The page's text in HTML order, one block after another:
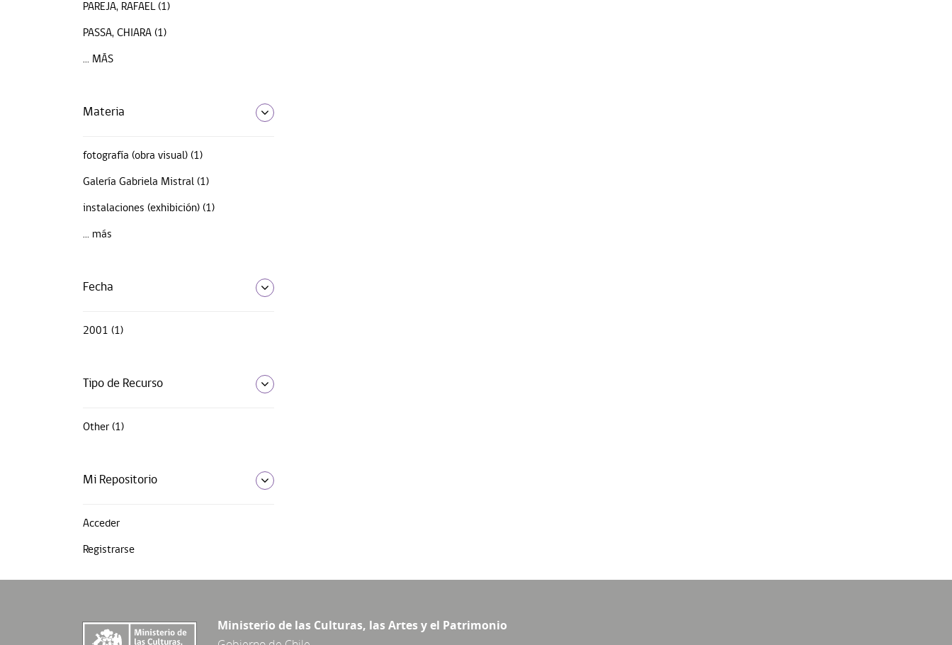
PAREJA, RAFAEL (1)
PASSA, CHIARA (1)
... MÁS
Materia
fotografía (obra visual) (1)
Galería Gabriela Mistral (1)
instalaciones (exhibición) (1)
... más
Fecha
2001 (1)
Tipo de Recurso
Other (1)
Mi Repositorio
Acceder
Registrarse
Ministerio de las Culturas, las Artes y el Patrimonio